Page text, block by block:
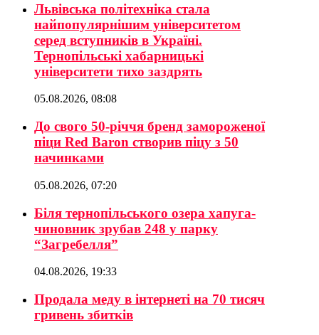
Львівська політехніка стала
найпопулярнішим університетом
серед вступників в Україні.
Тернопільські хабарницькі
університети тихо заздрять
05.08.2026, 08:08
До свого 50-річчя бренд замороженої
піци Red Baron створив піцу з 50
начинками
05.08.2026, 07:20
Біля тернопільського озера хапуга-
чиновник зрубав 248 у парку
“Загребелля”
04.08.2026, 19:33
Продала меду в інтернеті на 70 тисяч
гривень збитків